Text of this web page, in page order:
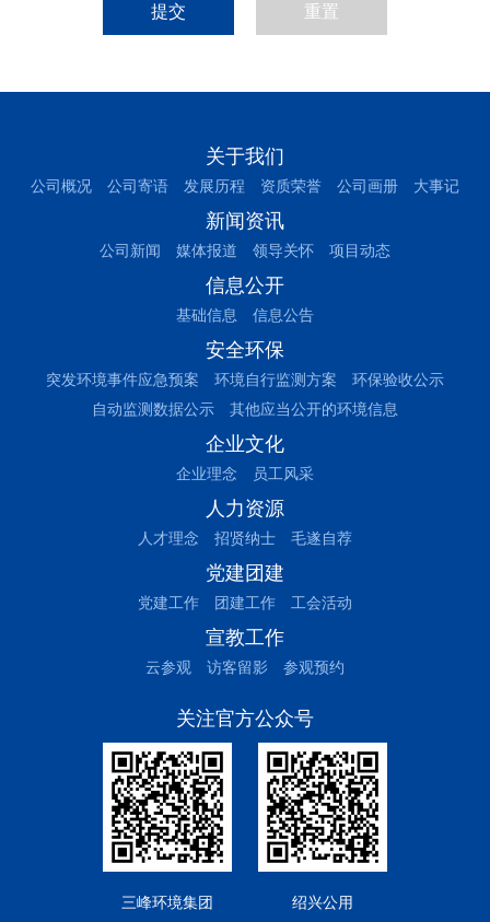
重置
关于我们
公司概况 公司寄语 发展历程 资质荣誉 公司画册 大事记
新闻资讯
公司新闻 媒体报道 领导关怀 项目动态
信息公开
基础信息 信息公告
安全环保
突发环境事件应急预案 环境自行监测方案
环保验收公示
自动监测数据公示
其他应当公开的环境信息
企业文化
企业理念 员工风采
人力资源
人才理念 招贤纳士 毛遂自荐
党建团建
党建工作 团建工作 工会活动
宣教工作
云参观 访客留影 参观预约
关注官方公众号
三峰环境集团 绍兴公用